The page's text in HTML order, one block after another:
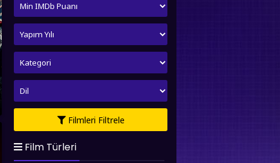
Filmleri Filtrele
Film Türleri